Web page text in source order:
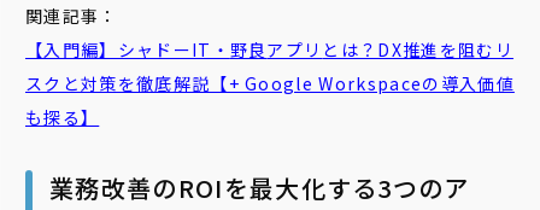
関連記事：
【入門編】シャドーIT・ 野良アプリ とは？DX推進を阻むリ
スクと対策を徹底解説【+ Google Workspaceの導入価値
も探る】
業務改善のROIを最大化する3つのア